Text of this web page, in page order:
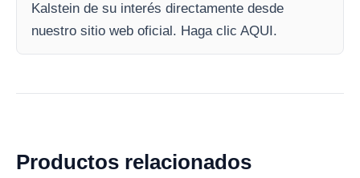
Kalstein de su interés directamente desde
nuestro sitio web oficial. Haga clic AQUI.
Productos relacionados